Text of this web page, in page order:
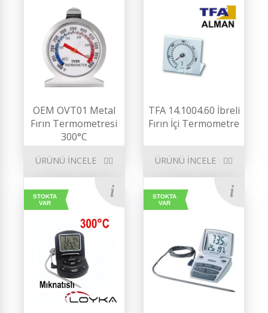
OEM OVT01 Metal
Fırın Termometresi
300°C
ÜRÜNÜ İNCELE
TFA 14.1004.60 İbreli
Fırın İçi Termometre
ÜRÜNÜ İNCELE
STOKTA
VAR
STOKTA
VAR